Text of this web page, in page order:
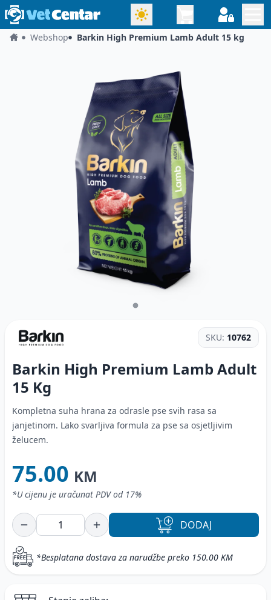
Webshop Barkin High Premium Lamb Adult 15 kg
SKU: 10762
Barkin High Premium Lamb Adult
15 Kg
Kompletna suha hrana za odrasle pse svih rasa sa
janjetinom. Lako svarljiva formula za pse sa osjetljivim
želucem.
75.00 KM
*U cijenu je uračunat PDV od 17%
DODAJ
*Besplatana dostava za narudžbe preko 150.00 KM